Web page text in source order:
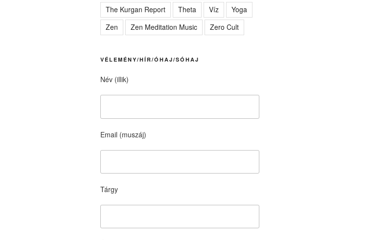
The Kurgan Report
Theta Víz
Yoga
Zen
Zen Meditation Music Zero Cult
VÉLEMÉNY/HÍR/ÓHAJ/SÓHAJ
Név (illik)
Email (muszáj)
Tárgy